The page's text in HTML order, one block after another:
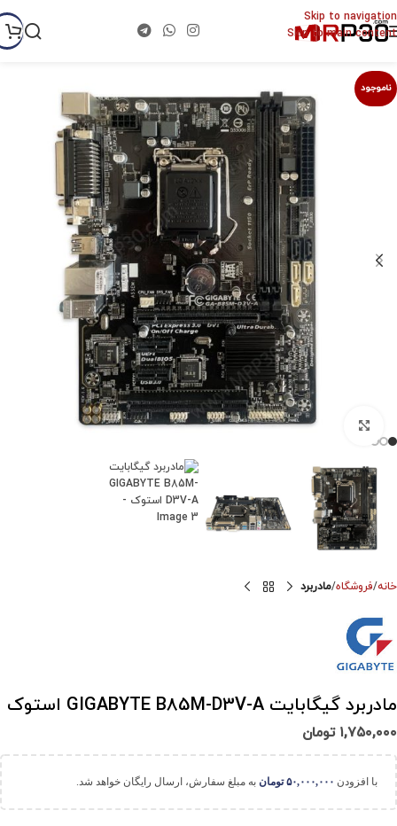
Skip to navigation
Skip to main content
ناموجود
برای بزرگنمایی کلیک کنید
خانه فروشگاه مادربرد
مادربرد گیگابایت GIGABYTE B85M-D3V-A استوک
۱,۷۵۰,۰۰۰ تومان
با افزودن ۵۰,۰۰۰,۰۰۰ تومان به مبلغ سفارش، ارسال رایگان خواهد شد.